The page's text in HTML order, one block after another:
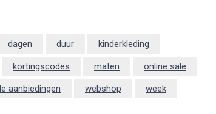
dagen duur kinderkleding
kortingscodes maten online sale
aanbiedingen webshop week